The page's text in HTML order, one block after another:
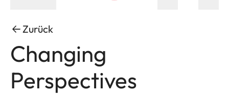
Zurück
Changing
Perspectives